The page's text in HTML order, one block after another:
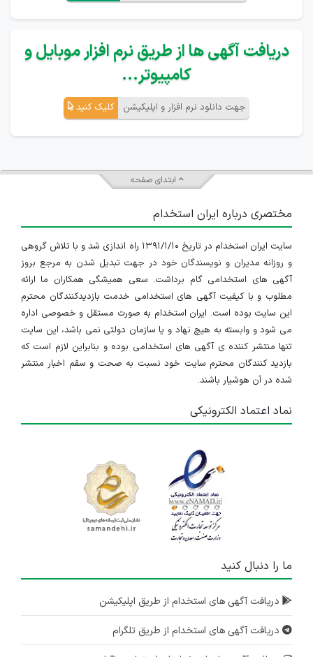
دریافت آگهی ها از طریق نرم افزار موبایل و
کامپیوتر...
جهت دانلود نرم افزار و اپلیکیشن کلیک کنید
ابتدای صفحه
مختصری درباره ایران استخدام
سایت ایران استخدام در تاریخ ۱۳۹۱/۱/۱۰ راه اندازی شد و با تلاش گروهی
و روزانه مدیران و نویسندگان خود در جهت تبدیل شدن به مرجع بروز
آگهی های استخدامی گام برداشت. سعی همیشگی همکاران ما ارائه
مطلوب و با کیفیت آگهی های استخدامی خدمت بازدیدکنندگان محترم
این سایت بوده است. ایران استخدام به صورت مستقل و خصوصی اداره
می شود و وابسته به هیچ نهاد و یا سازمان دولتی نمی باشد، این سایت
تنها منتشر کننده ی آگهی های استخدامی بوده و بنابراین لازم است که
بازدید کنندگان محترم سایت خود نسبت به صحت و سقم اخبار منتشر
شده در آن هوشیار باشند.
نماد اعتماد الکترونیکی
ما را دنبال کنید
دریافت آگهی های استخدام از طریق اپلیکیشن
دریافت آگهی های استخدام از طریق تلگرام